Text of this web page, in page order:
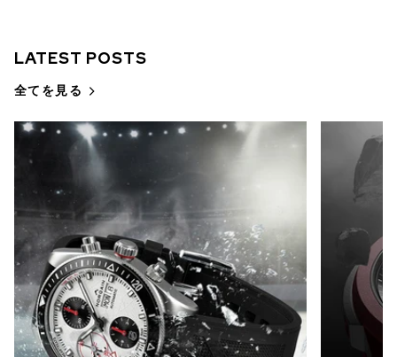
LATEST POSTS
全てを見る